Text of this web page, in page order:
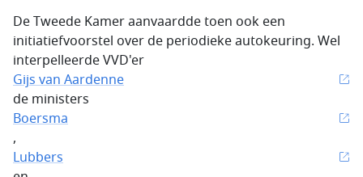
De Tweede Kamer aanvaardde toen ook een
initiatiefvoorstel over de periodieke autokeuring. Wel
interpelleerde VVD'er
Gijs van Aardenne
de ministers
Boersma
,
Lubbers